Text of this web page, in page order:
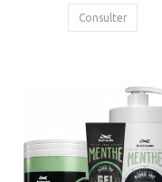
Consulter